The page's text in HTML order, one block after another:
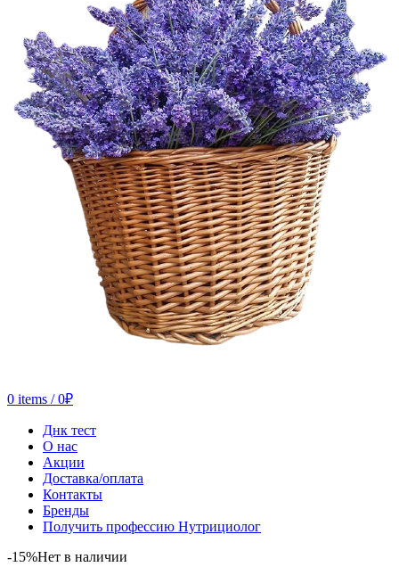
0 items / 0₽
Днк тест
О нас
Акции
Доставка/оплата
Контакты
Бренды
Получить профессию Нутрициолог
-15%Нет в наличии